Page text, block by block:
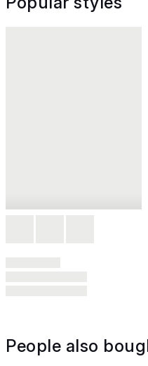
People also